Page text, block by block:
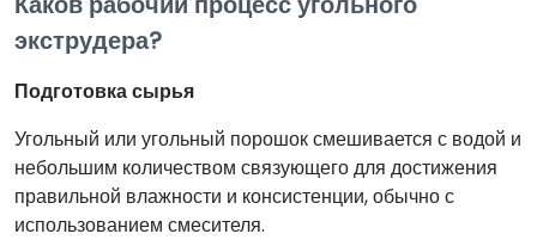
экструдера?
Подготовка сырья
Угольный или угольный порошок смешивается с водой и
небольшим количеством связующего для достижения
правильной влажности и консистенции, обычно с
использованием смесителя.